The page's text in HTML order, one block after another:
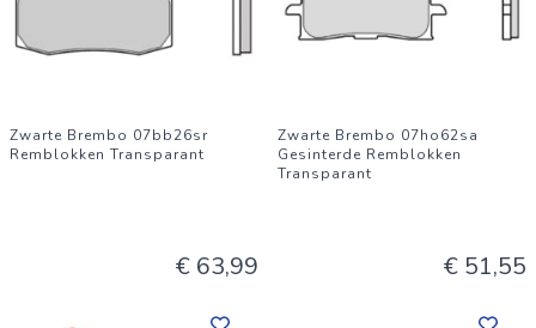
Zwarte Brembo 07bb26sr
Remblokken Transparant
€ 63,99
Zwarte Brembo 07ho62sa
Gesinterde Remblokken
Transparant
€ 51,55